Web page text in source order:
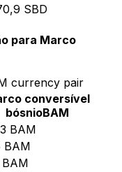
SBD
para Marco
currency pair
conversível
bósnioBAM
BAM
BAM
BAM